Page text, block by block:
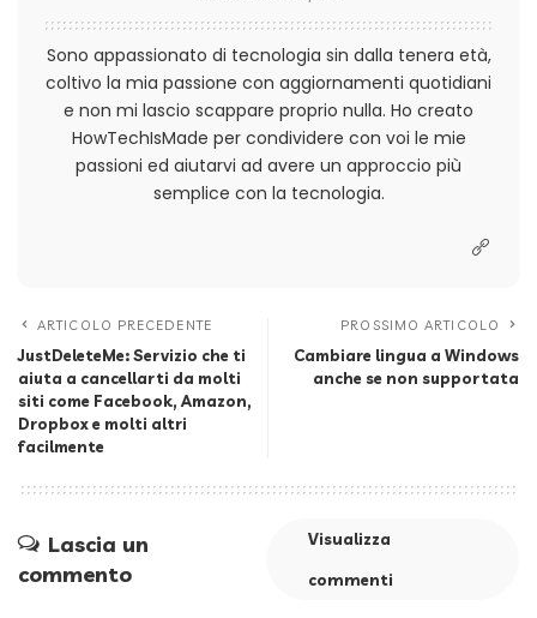
Sono appassionato di tecnologia sin dalla tenera età,
coltivo la mia passione con aggiornamenti quotidiani
e non mi lascio scappare proprio nulla. Ho creato
HowTechIsMade per condividere con voi le mie
passioni ed aiutarvi ad avere un approccio più
semplice con la tecnologia.
ARTICOLO PRECEDENTE
JustDeleteMe: Servizio che ti
aiuta a cancellarti da molti
siti come Facebook, Amazon,
Dropbox e molti altri
facilmente
PROSSIMO ARTICOLO
Cambiare lingua a Windows
anche se non supportata
Lascia un
commento
Visualizza
commenti